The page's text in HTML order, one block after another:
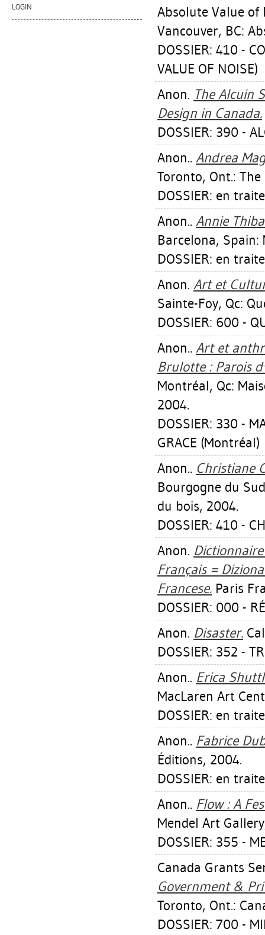
LOGIN
Absolute Value of
Vancouver, BC:
DOSSIER: 410 -
VALUE OF NOISE)
Anon. The Alcuin
Design in Canada.
DOSSIER: 390 -
Anon.. Andrea
Toronto, Ont.:
DOSSIER: en
Anon.. Annie
Barcelona,
DOSSIER: en
Anon. Art et
Sainte-Foy, Qc:
DOSSIER: 600 -
Anon.. Art et
Brulotte : Parois
Montréal, Qc:
2004.
DOSSIER: 330 -
GRACE (Montréal)
Anon.. Christiane
Bourgogne du
du bois, 2004.
DOSSIER: 410 -
Anon.
Français =
Francese. Paris
DOSSIER: 000 -
Anon. Disaster.
DOSSIER: 352 -
Anon.. Erica
MacLaren Art
DOSSIER: en
Anon.. Fabrice
Éditions, 2004.
DOSSIER: en
Anon.. Flow : A
Mendel Art
DOSSIER: 355 -
Canada Grants
Government &
Toronto, Ont.:
DOSSIER: 700 -